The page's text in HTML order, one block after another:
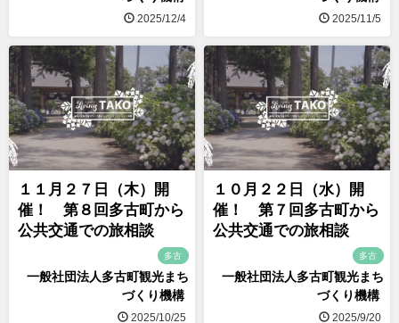
2025/12/4 2025/11/5
１１月２７日（木）開
催！ 第８回多古町から
公共交通での旅相談
多古
一般社団法人多古町観光まち
づくり機構
2025/10/25
１０月２２日（水）開
催！ 第７回多古町から
公共交通での旅相談
多古
一般社団法人多古町観光まち
づくり機構
2025/9/20